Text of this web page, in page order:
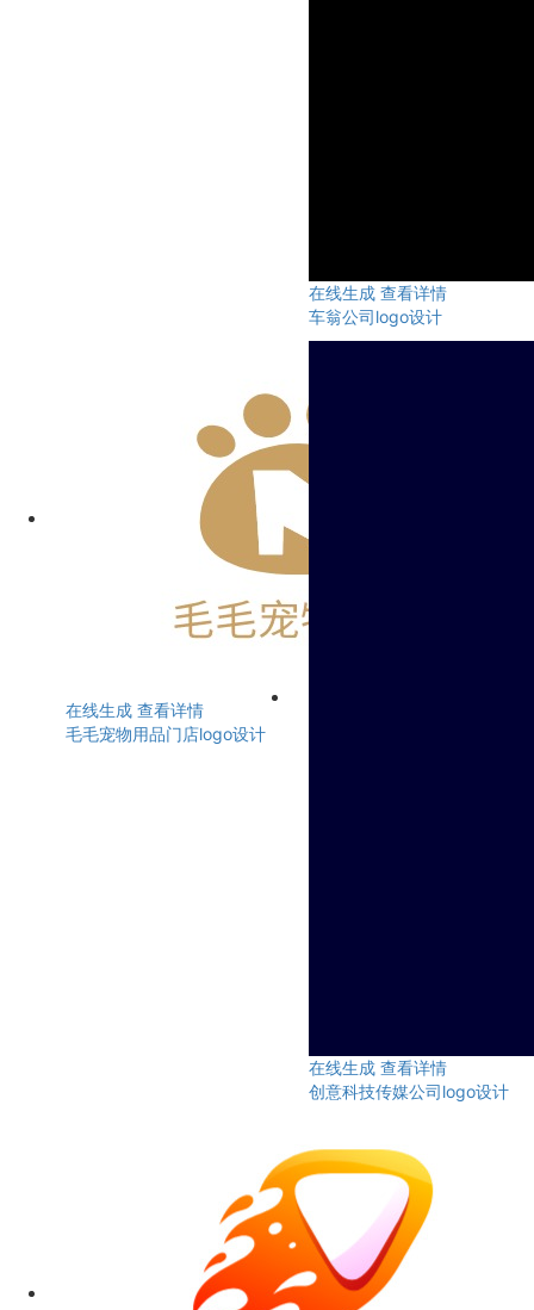
在线生成 查看详情
车翁公司logo设计
在线生成 查看详情
毛毛宠物用品门店logo设计
在线生成 查看详情
创意科技传媒公司logo设计